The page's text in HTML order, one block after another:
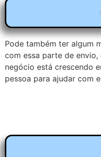
Pode também ter algum
com essa parte de
negócio está crescendo
pessoa para ajudar com